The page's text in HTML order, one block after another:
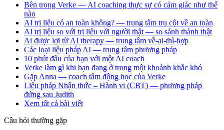
Bên trong Verke — AI coaching thực sự có cảm giác như thế
nào
AI trị liệu có an toàn không? — trung tâm trụ cột về an toàn
AI trị liệu so với trị liệu với người thật — so sánh thành thật
Ai được lợi từ AI therapy — trung tâm về-ai-thì-hợp
Các loại liệu pháp AI — trung tâm phương pháp
10 phút đầu của bạn với một AI coach
Verke làm gì khi bạn đang ở trong một khoảnh khắc khó
Gặp Anna — coach tâm động học của Verke
Liệu pháp Nhận thức – Hành vi (CBT) — phương pháp
đứng sau Judith
Xem tất cả bài viết
Câu hỏi thường gặp